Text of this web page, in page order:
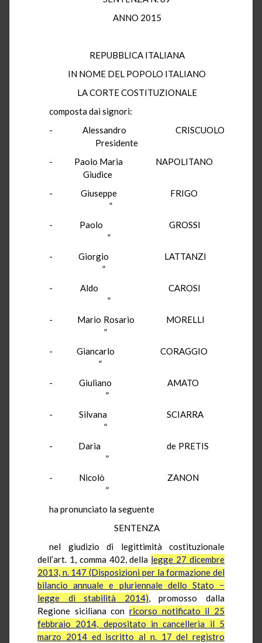
ANNO 2015
REPUBBLICA ITALIANA
IN NOME DEL POPOLO ITALIANO
LA CORTE COSTITUZIONALE
composta dai signori:
- Alessandro CRISCUOLO
Presidente
- Paolo Maria NAPOLITANO
Giudice
- Giuseppe FRIGO
”
- Paolo GROSSI
”
- Giorgio LATTANZI
”
- Aldo CAROSI
”
- Mario Rosario MORELLI
”
- Giancarlo CORAGGIO
”
- Giuliano AMATO
”
- Silvana SCIARRA
”
- Daria de PRETIS
”
- Nicolò ZANON
”
ha pronunciato la seguente
SENTENZA
nel giudizio di legittimità costituzionale
dell’art. 1, comma 402, della legge 27 dicembre
2013, n. 147 (Disposizioni per la formazione del
bilancio annuale e pluriennale dello Stato −
legge di stabilità 2014), promosso dalla
Regione siciliana con ricorso notificato il 25
febbraio 2014, depositato in cancelleria il 5
marzo 2014 ed iscritto al n. 17 del registro